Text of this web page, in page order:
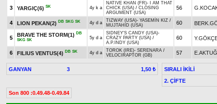
3 YARGIÇ(6) SK 4y k a
NATIVE KHAN (FR)-
I AM THAT
CHICK (USA) / CLOSING
ARGUMENT (USA)
56
4 LION PEKAN(2) DB SKG SK 4y d a TIZWAY (USA)- YASEMİN KIZ /
MUJTAHID (USA)
60
5
BRAVE THE STORM(1) DB
SKG SK 5y d a
SIDNEY'S CANDY (USA)-
CRAZY PARTY (USA) /
A.P.INDY (USA)
60
6 FILIUS VENTUS(4) DB SK 4y d a TOROK (IRE)- SERENARA /
VELOCIRAPTOR (GB)
57 E.AKTUĞ
GANYAN 3 1,50 ₺
SIRALI İKİLİ
2. ÇİFTE
Son 800 :0.49.48-0.49.84